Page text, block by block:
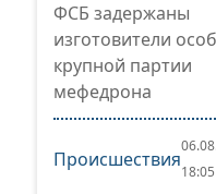
ФСБ задержаны
изготовители
крупной партии
мефедрона
Происшествия
18:05